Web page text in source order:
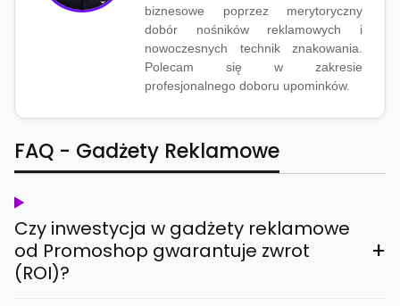
biznesowe poprzez merytoryczny
dobór nośników reklamowych i
nowoczesnych technik znakowania.
Polecam się w zakresie
profesjonalnego doboru upominków.
FAQ - Gadżety Reklamowe
Czy inwestycja w gadżety reklamowe
od Promoshop gwarantuje zwrot
(ROI)?
+